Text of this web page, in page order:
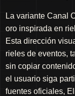
La variante Canal
oro inspirada en
Esta dirección
rieles de eventos,
sin copiar
el usuario siga
fuentes oficiales,